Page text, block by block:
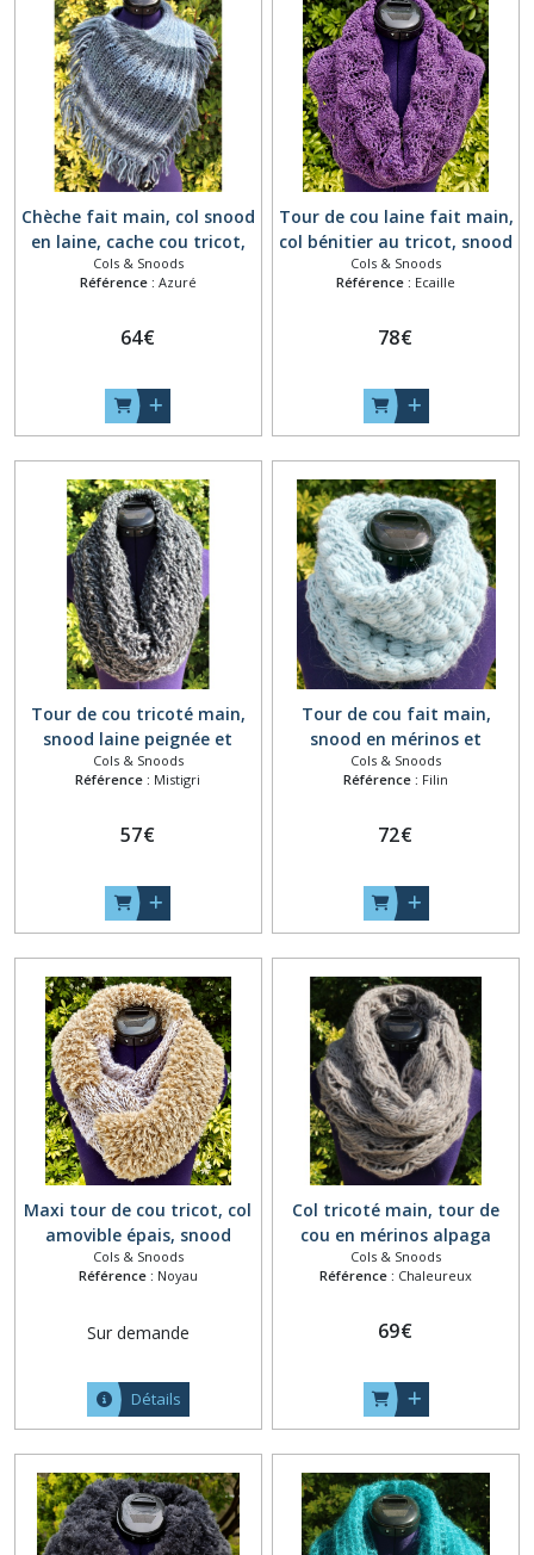
Chèche fait main, col snood
en laine, cache cou tricot,
col écharpe à franges,
cache col amovible, tour de
dégradé
Cols & Snoods
Référence : Azuré
64€
Tour de cou laine fait main,
col bénitier au tricot, snood
tricoté violet, chauffe
épaules amovible, écharpe
viscose, collier laine violet
Cols & Snoods
Référence : Ecaille
78€
Tour de cou tricoté main,
snood laine peignée et
acrylique, col amovible,
écharpe capuche, collier
gris dégradé
Cols & Snoods
Référence : Mistigri
57€
Tour de cou fait main,
snood en mérinos et
alpaga, maxi col amovible,
cache cou laine, tour de cou
maille, écharpe tube bleu
Cols & Snoods
Référence : Filin
72€
Maxi tour de cou tricot, col
amovible épais, snood
tricoté main, écharpe à
capuche chaude, collier
tons naturels blanc beige
Cols & Snoods
Référence : Noyau
Sur demande
Détails
Col tricoté main, tour de
cou en mérinos alpaga
coton, snood écharpe
capuche, col amovible laine,
torsade, écharpe tube gris
Cols & Snoods
Référence : Chaleureux
69€